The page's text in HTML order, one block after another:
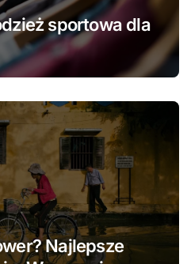
sportowa dla
Najlepsze